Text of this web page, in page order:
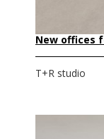
T+R studio
New offices